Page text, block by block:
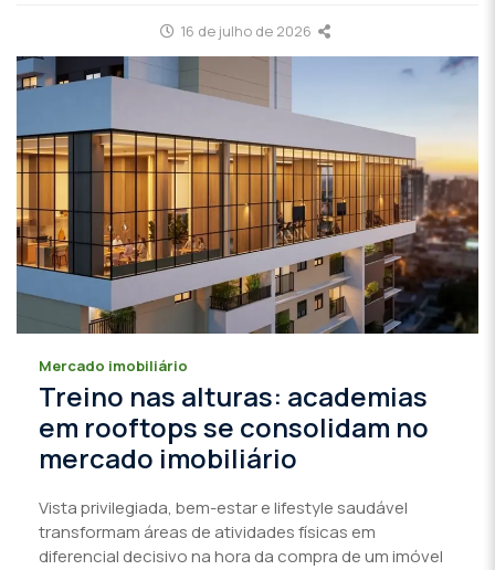
16 de julho de 2026
Mercado imobiliário
Treino nas alturas: academias
em rooftops se consolidam no
mercado imobiliário
Vista privilegiada, bem-estar e lifestyle saudável
transformam áreas de atividades físicas em
diferencial decisivo na hora da compra de um imóvel